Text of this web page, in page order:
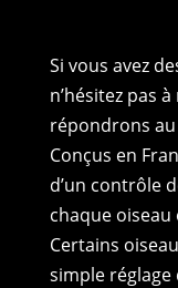
Si vous avez
n’hésitez pas
répondrons
Conçus en
d’un contrôle
chaque
Certains
simple réglage